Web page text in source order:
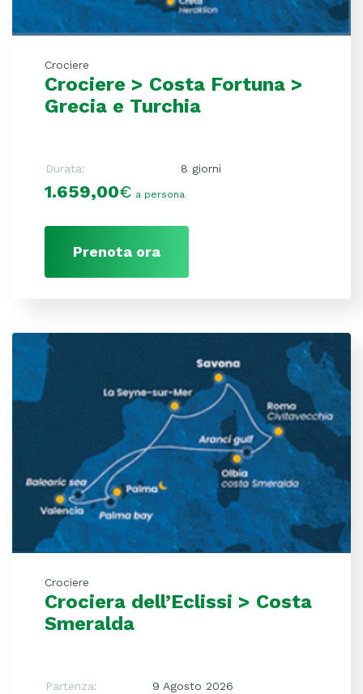
Crociere
Crociere > Costa Fortuna >
Grecia e Turchia
Durata: 8 giorni
1.659,00€ a persona
Prenota ora
Crociere
Crociera dell’Eclissi > Costa
Smeralda
Partenza:
9 Agosto 2026